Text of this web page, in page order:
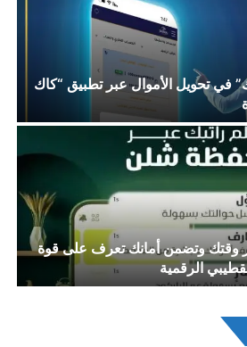
في تحويل الأموال عبر تطبيق “كاك
وقتك وتضمن أمانك تعرف على قوة
الرقمية